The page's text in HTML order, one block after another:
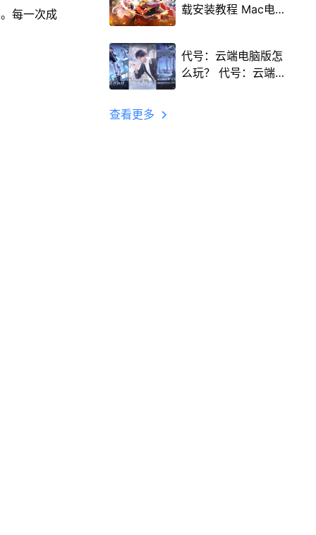
每一次成
载安装教程 Mac电脑
代号：云端电脑版怎
么玩？ 代号：云端性
查看更多